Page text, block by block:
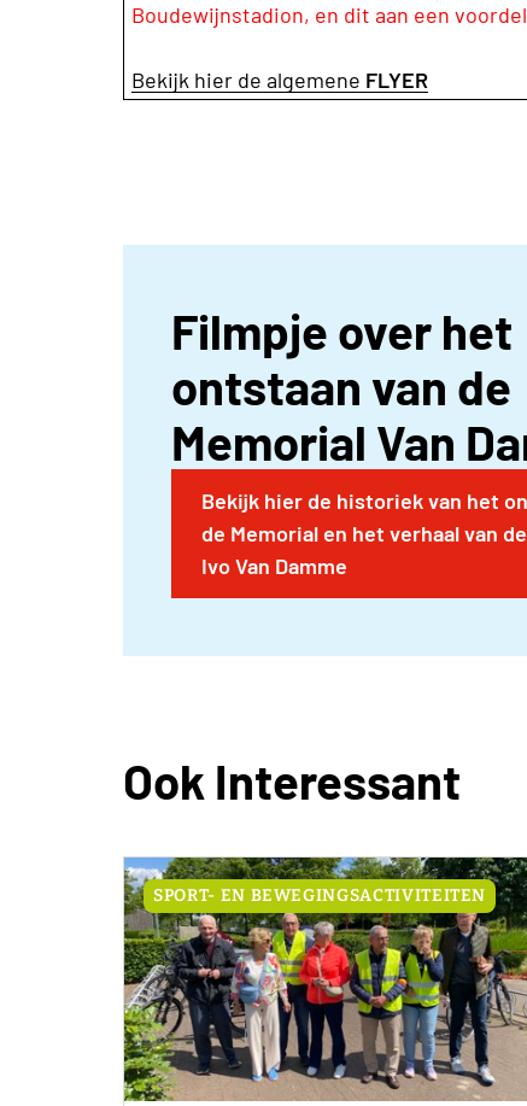
Boudewijnstadion, en dit aan een
Bekijk hier de algemene FLYER
Filmpje over het
ontstaan van de
Memorial Van
Bekijk hier de historiek van het
de Memorial en het verhaal van
Ivo Van Damme
Ook Interessant
SPORT- EN BEWEGINGSACTIVITEITEN